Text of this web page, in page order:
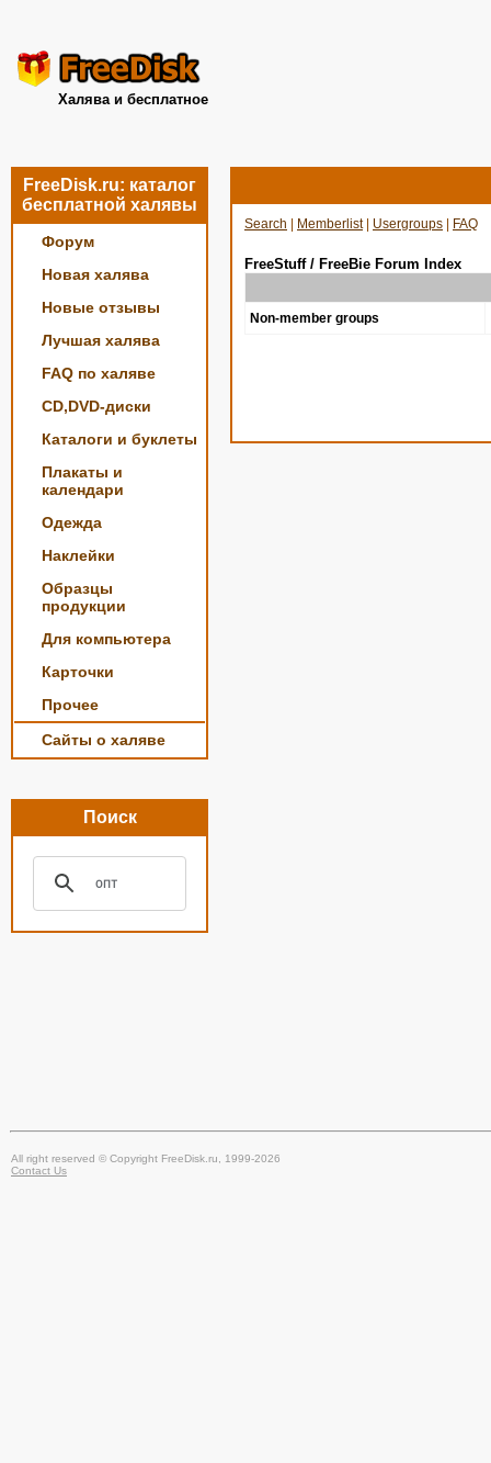
Халява и бесплатное
FreeDisk.ru: каталог
бесплатной халявы
Форум
Новая халява
Новые отзывы
Лучшая халява
FAQ по халяве
CD,DVD-диски
Каталоги и буклеты
Плакаты и
календари
Одежда
Наклейки
Образцы
продукции
Для компьютера
Карточки
Прочее
Сайты о халяве
Поиск
Search Memberlist| Usergroups FAQ
FreeStuff / FreeBie Forum Index
Non-member groups
All right reserved © Copyright FreeDisk.ru, 1999-2026
Contact Us